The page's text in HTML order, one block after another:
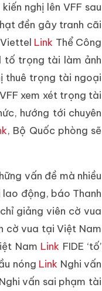
nghị lên VFF sau
đền gây tranh cãi
Link Thể Công
tố trọng tài làm ảnh
thuê trọng tài ngoại
xem xét trọng tài
hướng tới chuyên
, Bộ Quốc phòng sẽ
vấn đề mà nhiều
động, báo Thanh
giảng viên cờ vua
cờ vua tại Việt Nam
Nam Link FIDE ‘tố’
nóng Link Nghi vấn
Nghi vấn sai phạm tài